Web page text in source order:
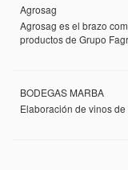
Agrosag
Agrosag es el brazo
productos de Grupo
BODEGAS MARBA
Elaboración de vinos de